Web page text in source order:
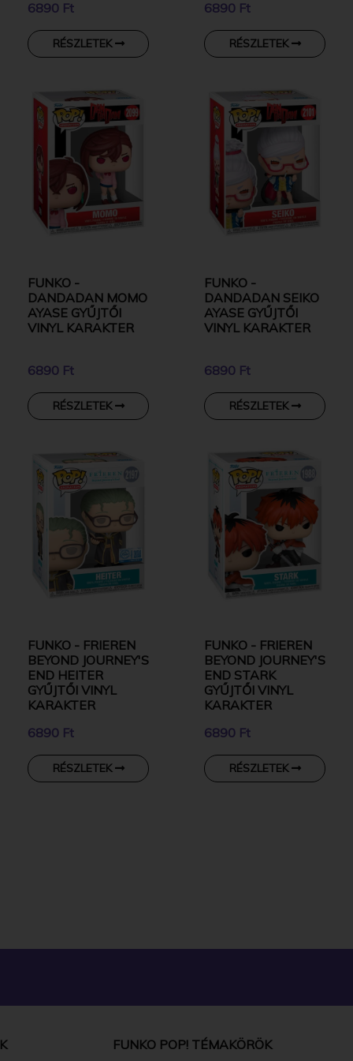
6890 Ft
RÉSZLETEK
6890 Ft
RÉSZLETEK
FUNKO -
DANDADAN MOMO
AYASE GYŰJTŐI
VINYL KARAKTER
6890 Ft
RÉSZLETEK
FUNKO -
DANDADAN SEIKO
AYASE GYŰJTŐI
VINYL KARAKTER
6890 Ft
RÉSZLETEK
FUNKO - FRIEREN
BEYOND JOURNEY'S
END HEITER
GYŰJTŐI VINYL
KARAKTER
6890 Ft
RÉSZLETEK
FUNKO - FRIEREN
BEYOND JOURNEY'S
END STARK
GYŰJTŐI VINYL
KARAKTER
6890 Ft
RÉSZLETEK
FUNKO POP! TÉMAKÖRÖK